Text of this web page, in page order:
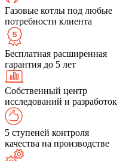
Газовые котлы под любые
потребности клиента
Бесплатная расширенная
гарантия до 5 лет
Собственный центр
исследований и разработок
5 ступеней контроля
качества на производстве